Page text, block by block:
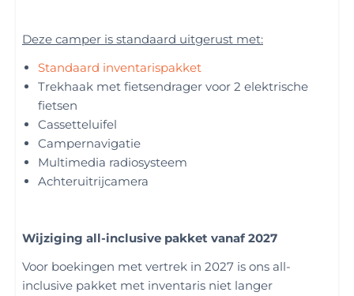
Deze camper is standaard uitgerust met:
Standaard inventarispakket
Trekhaak met fietsendrager voor 2 elektrische
fietsen
Cassetteluifel
Campernavigatie
Multimedia radiosysteem
Achteruitrijcamera
Wijziging all-inclusive pakket vanaf 2027
Voor boekingen met vertrek in 2027 is ons all-
inclusive pakket met inventaris niet langer